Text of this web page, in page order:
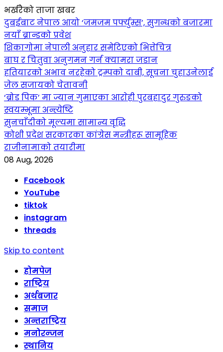
भर्खरैको ताजा खबर
दुबईबाट नेपाल आयो ‘जमजम पर्फ्युम्स’, सुगन्धको बजारमा
नयाँ ब्रान्डको प्रवेश
शिकागोमा नेपाली अनुहार समेटिएको भित्तेचित्र
बाघ र चितुवा अनुगमन गर्न क्यामरा जडान
हतियारको अभाव नरहेको ट्रम्पको दाबी, सूचना चुहाउनेलाई
जेल सजायको चेतावनी
‘ब्रोड पिक’ मा ज्यान गुमाएका आराेही पुरबहादुर गुरुङको
स्वयम्भूमा अन्त्येष्टि
सुनचाँदीको मूल्यमा सामान्य वृद्धि
कोशी प्रदेश सरकारका कांग्रेस मन्त्रीहरू सामूहिक
राजीनामाको तयारीमा
08 Aug, 2026
Facebook
YouTube
tiktok
instagram
threads
Skip to content
होमपेज
राष्ट्रिय
अर्थबजार
समाज
अन्तराष्ट्रिय
मनोरन्जन
स्थानिय